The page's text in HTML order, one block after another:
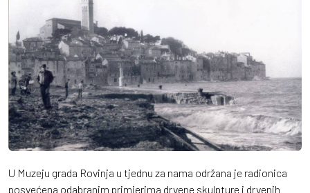
U Muzeju grada Rovinja u tjednu za nama održana je radionica
posvećena odabranim primjerima drvene skulpture i drvenih